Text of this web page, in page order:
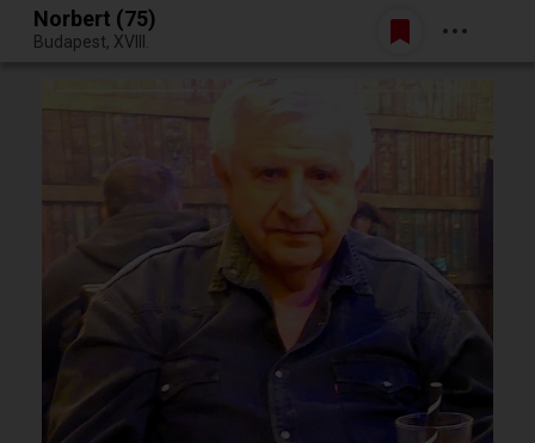
Egy jó randiból bármi lehet.
Belépés
Norbert (75)
Budapest, XVIII.